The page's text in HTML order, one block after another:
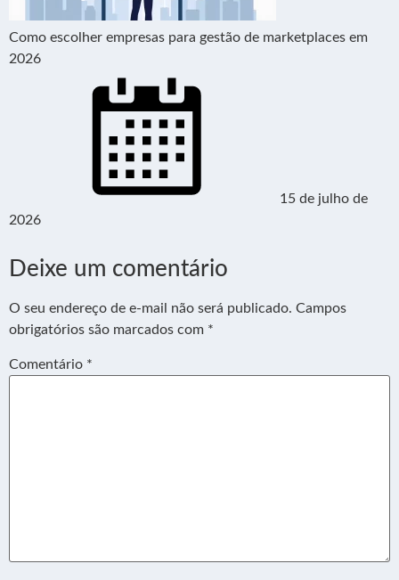
Como escolher empresas para gestão de marketplaces em
2026
15 de julho de
2026
Deixe um comentário
O seu endereço de e-mail não será publicado. Campos
obrigatórios são marcados com *
Comentário *